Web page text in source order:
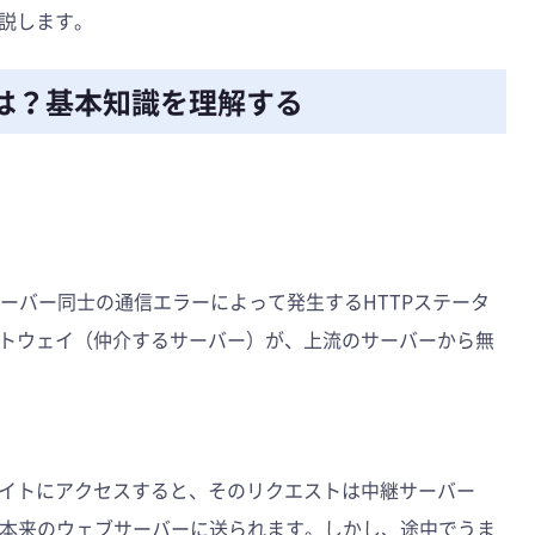
します。
基本知識を理解する
バー同士の通信エラーによって発生するHTTPステータ
ウェイ（仲介するサーバー）が、上流のサーバーから無
トにアクセスすると、そのリクエストは中継サーバー
来のウェブサーバーに送られます。しかし、途中でうま